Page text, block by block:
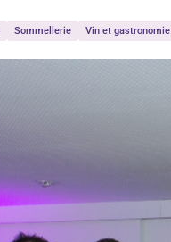
Sommellerie Vin et gastronomie